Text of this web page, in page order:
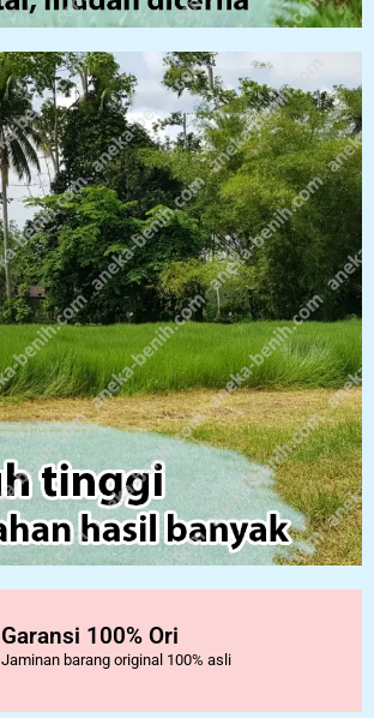
Garansi 100% Ori
Jaminan barang original 100% asli